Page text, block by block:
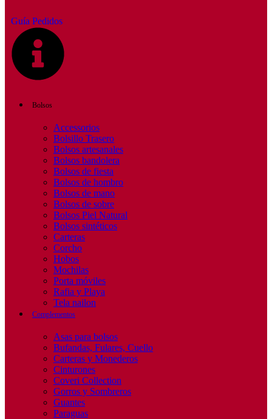
Guía Pedidos
Bolsos
Accessorios
Bolsillo Trasero
Bolsos artesanales
Bolsos bandolera
Bolsos de fiesta
Bolsos de hombro
Bolsos de mano
Bolsos de sobre
Bolsos Piel Natural
Bolsos sintéticos
Carteras
Corcho
Hobos
Mochilas
Porta móviles
Rafia y Playa
Tela nailon
Complementos
Asas para bolsos
Bufandas, Fulares, Cuello
Carteras y Monederos
Cinturones
Coveri Collection
Gorros y Sombreros
Guantes
Paraguas